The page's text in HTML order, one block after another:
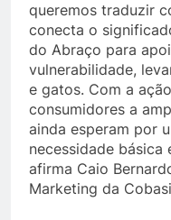
queremos traduzir
conecta o
do Abraço para
vulnerabilidade,
e gatos. Com a
consumidores a
ainda esperam por
necessidade básica
afirma Caio
Marketing da